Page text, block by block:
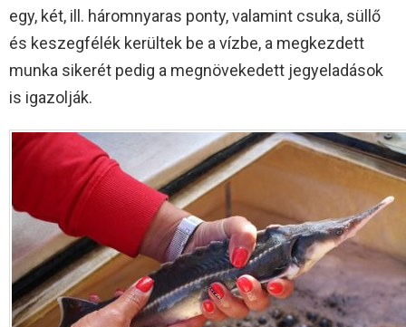
egy, két, ill. háromnyaras ponty, valamint csuka, süllő
és keszegfélék kerültek be a vízbe, a megkezdett
munka sikerét pedig a megnövekedett jegyeladások
is igazolják.